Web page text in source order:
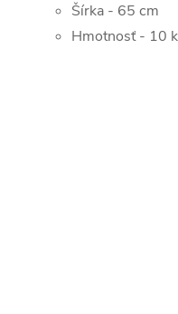
Šírka - 65 cm
Hmotnosť - 10